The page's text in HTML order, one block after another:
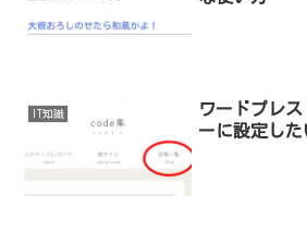
IT知識
ワードプレ
ーに設定した